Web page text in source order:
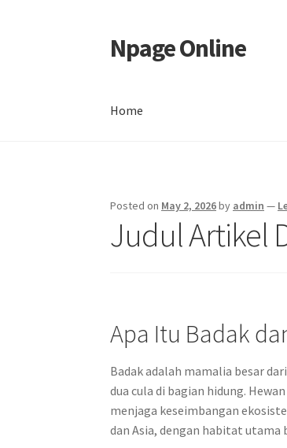
Skip
to
Skip
to
Npage Online
Home
Posted on May 2, 2026by admin —
Judul Artikel
Apa Itu Badak
Badak adalah mamalia besar
dua cula di bagian hidung.
menjaga keseimbangan
dan Asia, dengan habitat utama